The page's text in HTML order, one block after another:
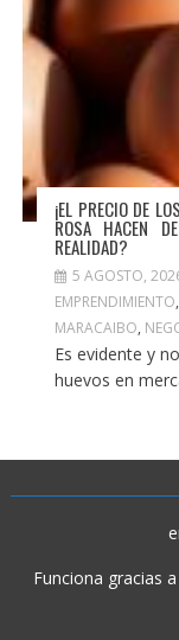
¡EL PRECIO DE
ROSA HACEN
REALIDAD?
5 AGOSTO,
EMPRENDIMIENTO
MARACAIBO,
Es evidente y
huevos en
Funciona gracias